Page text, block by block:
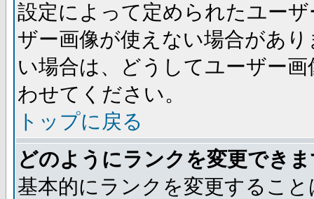
設定によって定められたユー
ザー画像が使えない場合があ
い場合は、どうしてユーザー
わせてください。
トップに戻る
どのようにランクを変更でき
基本的にランクを変更するこ